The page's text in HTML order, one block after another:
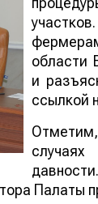
области
и
ссылкой
Палаты